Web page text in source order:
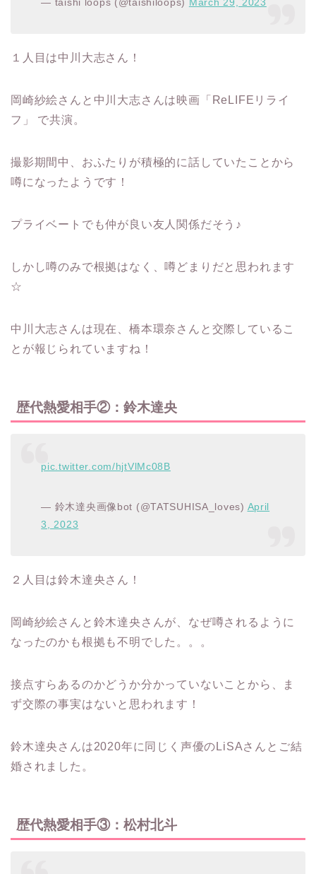
１人目は中川大志さん！
岡崎紗絵さんと中川大志さんは映画「ReLIFEリライ
フ」 で共演。
撮影期間中、おふたりが積極的に話していたことから
噂になったようです！
プライベートでも仲が良い友人関係だそう♪
しかし噂のみで根拠はなく、噂どまりだと思われます
☆
中川大志さんは現在、橋本環奈さんと交際しているこ
とが報じられていますね！
歴代熱愛相手②：鈴木達央
pic.twitter.com/hjtVlMc08B
— 鈴木達央画像bot (@TATSUHISA_loves) April
3, 2023
２人目は鈴木達央さん！
岡崎紗絵さんと鈴木達央さんが、なぜ噂されるように
なったのかも根拠も不明でした。。。
接点すらあるのかどうか分かっていないことから、ま
ず交際の事実はないと思われます！
鈴木達央さんは2020年に同じく声優のLiSAさんとご結
婚されました。
歴代熱愛相手③：松村北斗